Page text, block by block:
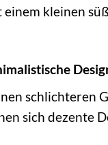
einem kleinen
schlichteren
sich dezente